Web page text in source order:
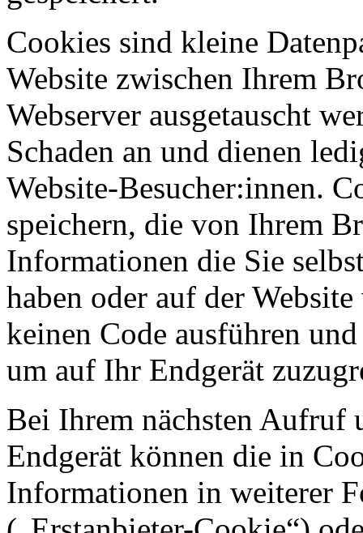
Cookies sind kleine
Website zwischen Ihrem
Webserver ausgetauscht
Schaden an und dienen
Website-Besucher:innen.
speichern, die von Ihrem
Informationen die Sie
haben oder auf der
keinen Code ausführen
um auf Ihr Endgerät
Bei Ihrem nächsten Aufruf
Endgerät können die in
Informationen in weiterer